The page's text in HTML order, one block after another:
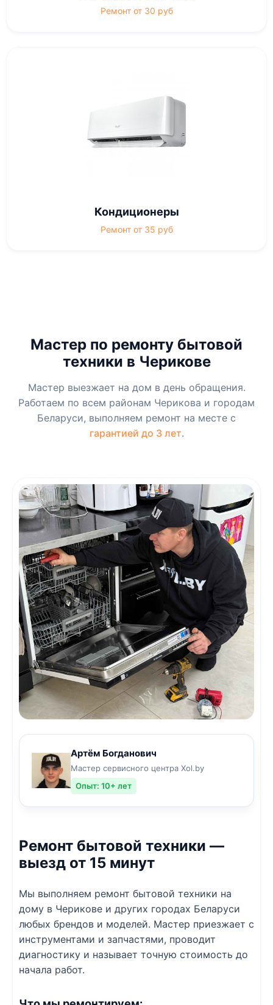
Ремонт от 30 руб
Кондиционеры
Ремонт от 35 руб
Мастер по ремонту бытовой
техники в Черикове
Мастер выезжает на дом в день обращения.
Работаем по всем районам Черикова и городам
Беларуси, выполняем ремонт на месте с
гарантией до 3 лет.
Артём Богданович
Мастер сервисного центра Xol.by
Опыт: 10+ лет
Ремонт бытовой техники —
выезд от 15 минут
Мы выполняем ремонт бытовой техники на
дому в Черикове и других городах Беларуси
любых брендов и моделей. Мастер приезжает с
инструментами и запчастями, проводит
диагностику и называет точную стоимость до
начала работ.